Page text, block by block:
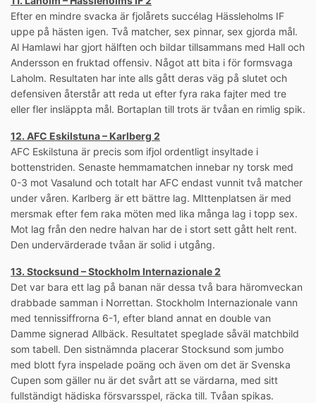
Efter en mindre svacka är fjolårets succélag Hässleholms IF
uppe på hästen igen. Två matcher, sex pinnar, sex gjorda mål.
Al Hamlawi har gjort hälften och bildar tillsammans med Hall och
Andersson en fruktad offensiv. Något att bita i för formsvaga
Laholm. Resultaten har inte alls gått deras väg på slutet och
defensiven återstår att reda ut efter fyra raka fajter med tre
eller fler insläppta mål. Bortaplan till trots är tvåan en rimlig spik.
12. AFC Eskilstuna – Karlberg 2
AFC Eskilstuna är precis som ifjol ordentligt insyltade i
bottenstriden. Senaste hemmamatchen innebar ny torsk med
0-3 mot Vasalund och totalt har AFC endast vunnit två matcher
under våren. Karlberg är ett bättre lag. MIttenplatsen är med
mersmak efter fem raka möten med lika många lag i topp sex.
Mot lag från den nedre halvan har de i stort sett gått helt rent.
Den undervärderade tvåan är solid i utgång.
13. Stocksund – Stockholm Internazionale 2
Det var bara ett lag på banan när dessa två bara häromveckan
drabbade samman i Norrettan. Stockholm Internazionale vann
med tennissiffrorna 6-1, efter bland annat en double van
Damme signerad Allbäck. Resultatet speglade såväl matchbild
som tabell. Den sistnämnda placerar Stocksund som jumbo
med blott fyra inspelade poäng och även om det är Svenska
Cupen som gäller nu är det svårt att se värdarna, med sitt
fullständigt hädiska försvarsspel, räcka till. Tvåan spikas.